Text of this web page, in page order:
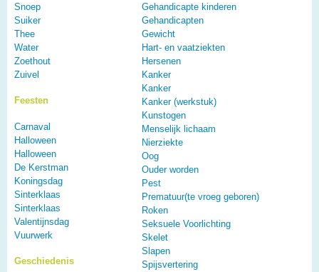
Snoep
Suiker
Thee
Water
Zoethout
Zuivel
Feesten
Carnaval
Halloween
Halloween
De Kerstman
Koningsdag
Sinterklaas
Sinterklaas
Valentijnsdag
Vuurwerk
Geschiedenis
Gehandicapte kinderen
Gehandicapten
Gewicht
Hart- en vaatziekten
Hersenen
Kanker
Kanker
Kanker (werkstuk)
Kunstogen
Menselijk lichaam
Nierziekte
Oog
Ouder worden
Pest
Prematuur(te vroeg geboren)
Roken
Seksuele Voorlichting
Skelet
Slapen
Spijsvertering